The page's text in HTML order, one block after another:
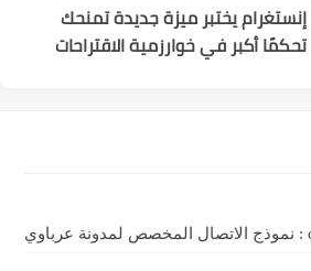
إنستغرام يختبر ميزة جديدة تمنحك
تحكمًا أكبر في خوارزمية الاقتراحات